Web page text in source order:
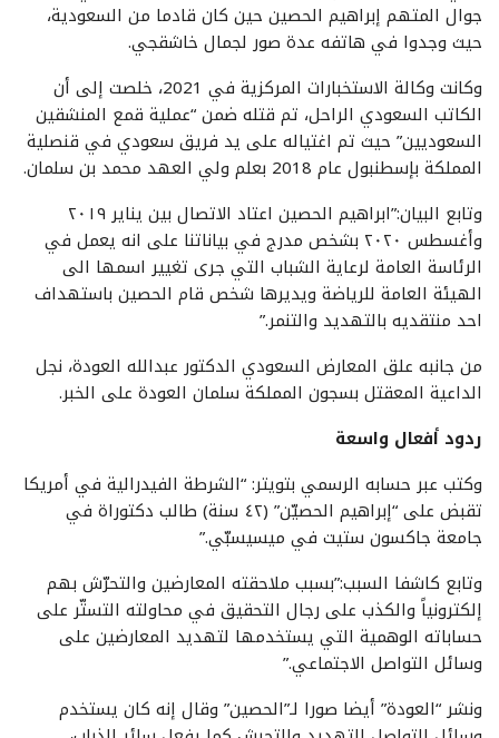
جوال المتهم إبراهيم الحصين حين كان قادما من السعودية،
حيث وجدوا في هاتفه عدة صور لجمال خاشقجي.
وكانت وكالة الاستخبارات المركزية في 2021، خلصت إلى أن
الكاتب السعودي الراحل، تم قتله ضمن “عملية قمع المنشقين
السعوديين” حيث تم اغتياله على يد فريق سعودي في قنصلية
المملكة بإسطنبول عام 2018 بعلم ولي العهد محمد بن سلمان.
وتابع البيان:”ابراهيم الحصين اعتاد الاتصال بين يناير ٢٠١٩
وأغسطس ٢٠٢٠ بشخص مدرج في بياناتنا على انه يعمل في
الرئاسة العامة لرعاية الشباب التي جرى تغيير اسمها الى
الهيئة العامة للرياضة ويديرها شخص قام الحصين باستهداف
احد منتقديه بالتهديد والتنمر.”
من جانبه علق المعارض السعودي الدكتور عبدالله العودة، نجل
الداعية المعقتل بسجون المملكة سلمان العودة على الخبر.
ردود أفعال واسعة
وكتب عبر حسابه الرسمي بتويتر: “الشرطة الفيدرالية في أمريكا
تقبض على “إبراهيم الحصيّن” (٤٢ سنة) طالب دكتوراة في
جامعة جاكسون ستيت في ميسيسبّي.”
وتابع كاشفا السبب:”بسبب ملاحقته المعارضين والتحرّش بهم
إلكترونياً والكذب على رجال التحقيق في محاولته التستّر على
حساباته الوهمية التي يستخدمها لتهديد المعارضين على
وسائل التواصل الاجتماعي.”
ونشر “العودة” أيضا صورا لـ”الحصين” وقال إنه كان يستخدم